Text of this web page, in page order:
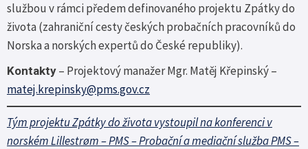
službou v rámci předem definovaného projektu Zpátky do
života (zahraniční cesty českých probačních pracovníků do
Norska a norských expertů do České republiky).
Kontakty – Projektový manažer Mgr. Matěj Křepinský –
matej.krepinsky@pms.gov.cz
Tým projektu Zpátky do života vystoupil na konferenci v
norském Lillestrøm – PMS – Probační a mediační služba PMS –